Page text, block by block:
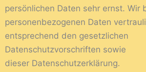
persönlichen Daten sehr ernst. Wir
personenbezogenen Daten
entsprechend den gesetzlichen
Datenschutzvorschriften sowie
dieser Datenschutzerklärung.